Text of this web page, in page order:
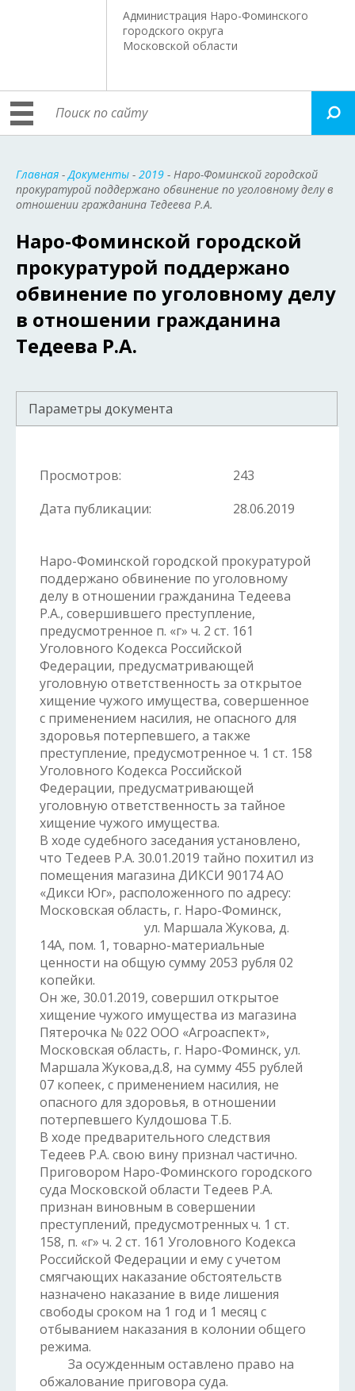
Администрация Наро-Фоминского
городского округа
Московской области
Главная -Документы - 2019 - Наро-Фоминской городской
прокуратурой поддержано обвинение по уголовному делу в
отношении гражданина Тедеева Р.А.
Наро-Фоминской городской
прокуратурой поддержано
обвинение по уголовному делу
в отношении гражданина
Тедеева Р.А.
Параметры документа
Просмотров:
243
Дата публикации:
28.06.2019
Наро-Фоминской городской прокуратурой
поддержано обвинение по уголовному
делу в отношении гражданина Тедеева
Р.А., совершившего преступление,
предусмотренное п. «г» ч. 2 ст. 161
Уголовного Кодекса Российской
Федерации, предусматривающей
уголовную ответственность за открытое
хищение чужого имущества, совершенное
с применением насилия, не опасного для
здоровья потерпевшего, а также
преступление, предусмотренное ч. 1 ст. 158
Уголовного Кодекса Российской
Федерации, предусматривающей
уголовную ответственность за тайное
хищение чужого имущества.
В ходе судебного заседания установлено,
что Тедеев Р.А. 30.01.2019 тайно похитил из
помещения магазина ДИКСИ 90174 АО
«Дикси Юг», расположенного по адресу:
Московская область, г. Наро-Фоминск,
ул. Маршала Жукова, д.
14А, пом. 1, товарно-материальные
ценности на общую сумму 2053 рубля 02
копейки.
Он же, 30.01.2019, совершил открытое
хищение чужого имущества из магазина
Пятерочка № 022 ООО «Агроаспект»,
Московская область, г. Наро-Фоминск, ул.
Маршала Жукова,д.8, на сумму 455 рублей
07 копеек, с применением насилия, не
опасного для здоровья, в отношении
потерпевшего Кулдошова Т.Б.
В ходе предварительного следствия
Тедеев Р.А. свою вину признал частично.
Приговором Наро-Фоминского городского
суда Московской области Тедеев Р.А.
признан виновным в совершении
преступлений, предусмотренных ч. 1 ст.
158, п. «г» ч. 2 ст. 161 Уголовного Кодекса
Российской Федерации и ему с учетом
смягчающих наказание обстоятельств
назначено наказание в виде лишения
свободы сроком на 1 год и 1 месяц с
отбыванием наказания в колонии общего
режима.
За осужденным оставлено право на
обжалование приговора суда.